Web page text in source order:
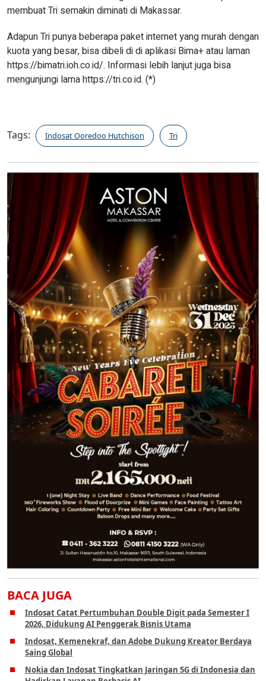
membuat Tri semakin diminati di Makassar.
Adapun Tri punya beberapa paket internet yang murah dengan
kuota yang besar, bisa dibeli di di aplikasi Bima+ atau laman
https://bimatri.ioh.co.id/. Informasi lebih lanjut juga bisa
mengunjungi lama https://tri.co.id. (*)
Tags: Indosat Ooredoo Hutchison Tri
BACA JUGA
Indosat Catat Pertumbuhan Double Digit pada Semester I
2026, Didukung AI Penggerak Bisnis Utama
Indosat, Kemenekraf, dan Adobe Dukung Kreator Berdaya
Saing Global
Nokia dan Indosat Tingkatkan Jaringan 5G di Indonesia dan